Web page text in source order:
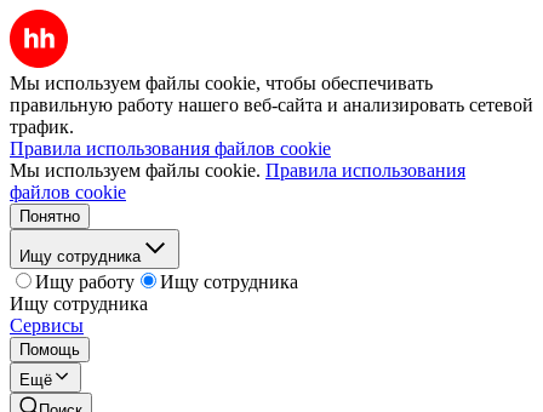
Мы используем файлы cookie, чтобы обеспечивать
правильную работу нашего веб-сайта и анализировать сетевой
трафик.
Правила использования файлов cookie
Мы используем файлы cookie. Правила использования
файлов cookie
Понятно
Ищу сотрудника
Ищу работу
Ищу сотрудника
Ищу сотрудника
Сервисы
Помощь
Ещё